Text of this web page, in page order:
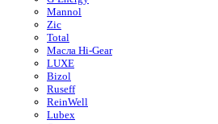
Mannol
Zic
Total
Масла Hi-Gear
LUXE
Bizol
Ruseff
ReinWell
Lubex